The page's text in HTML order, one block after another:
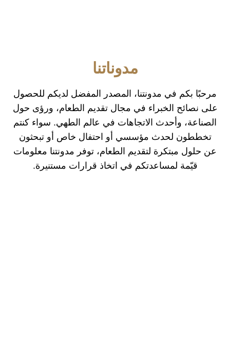
مدوناتنا
مرحبًا بكم في مدونتنا، المصدر المفضل لديكم للحصول
على نصائح الخبراء في مجال تقديم الطعام، ورؤى حول
الصناعة، وأحدث الاتجاهات في عالم الطهي. سواء كنتم
تخططون لحدث مؤسسي أو احتفال خاص أو تبحثون
عن حلول مبتكرة لتقديم الطعام، توفر مدونتنا معلومات
قيّمة لمساعدتكم في اتخاذ قرارات مستنيرة.